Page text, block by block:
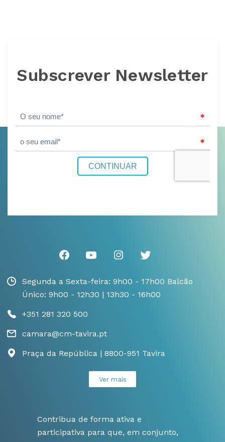
Subscrever Newsletter
Segunda a Sexta-feira: 9h00 - 17h00 Balcão
Único: 9h00 - 12h30 | 13h30 - 16h00
+351 281 320 500
camara@cm-tavira.pt
Praça da República | 8800-951 Tavira
Ver mais
Contribua de forma ativa e
participativa para que, em conjunto,